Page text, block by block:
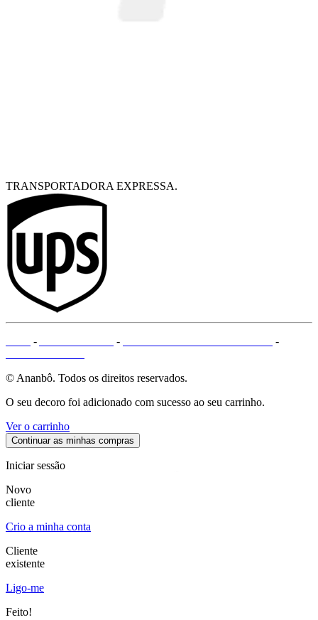
TRANSPORTADORA EXPRESSA.
- -
-
© Ananbô. Todos os direitos reservados.
O seu decoro foi adicionado com sucesso ao seu carrinho.
Ver o carrinho
Continuar as minhas compras
Iniciar sessão
Novo
cliente
Crio a minha conta
Cliente
existente
Ligo-me
Feito!